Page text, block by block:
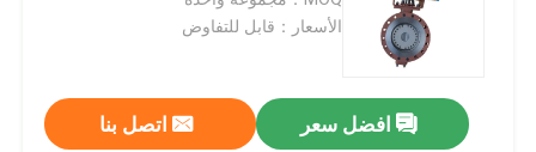
صمام كروي عالي الضغط
صمام الفراشة البحرية
الأسعار：قابل للتفاوض
افضل سعر اتصل بنا